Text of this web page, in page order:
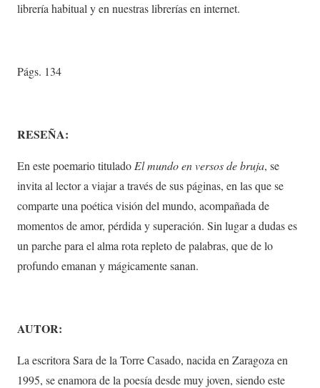
librería habitual y en nuestras librerías en internet.
Págs. 134
RESEÑA:
En este poemario titulado El mundo en versos de bruja, se
invita al lector a viajar a través de sus páginas, en las que se
comparte una poética visión del mundo, acompañada de
momentos de amor, pérdida y superación. Sin lugar a dudas es
un parche para el alma rota repleto de palabras, que de lo
profundo emanan y mágicamente sanan.
AUTOR:
La escritora Sara de la Torre Casado, nacida en Zaragoza en
1995, se enamora de la poesía desde muy joven, siendo este